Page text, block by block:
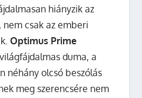
hiányzik az
csak az emberi
Optimus Prime
duma, a
néhány olcsó beszólás
meg szerencsére nem